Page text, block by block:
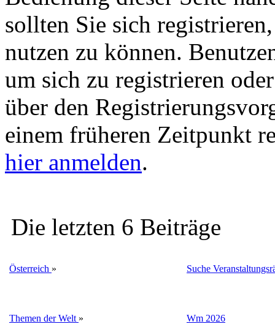
sollten Sie sich
nutzen zu können.
um sich zu registrieren
über den
einem früheren Zeitpunkt
hier anmelden.
Die letzten 6 Beiträge
Österreich » Suche
Themen der Welt » Wm 2026